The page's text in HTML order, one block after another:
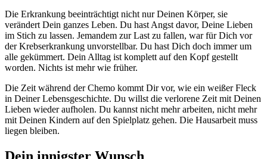
Die Erkrankung beeinträchtigt nicht nur Deinen Körper, sie
verändert Dein ganzes Leben. Du hast Angst davor, Deine Lieben
im Stich zu lassen. Jemandem zur Last zu fallen, war für Dich vor
der Krebserkrankung unvorstellbar. Du hast Dich doch immer um
alle gekümmert. Dein Alltag ist komplett auf den Kopf gestellt
worden. Nichts ist mehr wie früher.
Die Zeit während der Chemo kommt Dir vor, wie ein weißer Fleck
in Deiner Lebensgeschichte. Du willst die verlorene Zeit mit Deinen
Lieben wieder aufholen. Du kannst nicht mehr arbeiten, nicht mehr
mit Deinen Kindern auf den Spielplatz gehen. Die Hausarbeit muss
liegen bleiben.